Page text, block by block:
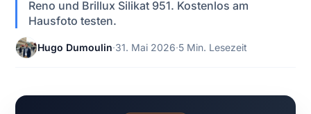
Reno und Brillux Silikat 951. Kostenlos am
Hausfoto testen.
Hugo Dumoulin·31. Mai 2026·5 Min. Lesezeit